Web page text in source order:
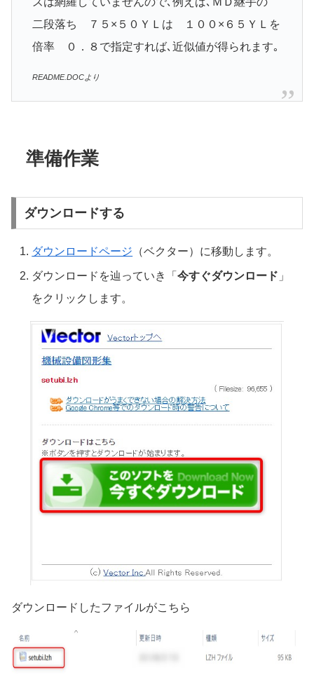
二段落ち ７５×５０ＹＬは １００×６５ＹＬを
倍率 ０．８で指定すれば､近似値が得られます｡
README.DOCより
準備作業
ダウンロードする
ダウンロードページ （ベクター）に移動します。
ダウンロードを辿っていき「今すぐダウンロード 」
をクリックします。
ダウンロードしたファイルがこちら